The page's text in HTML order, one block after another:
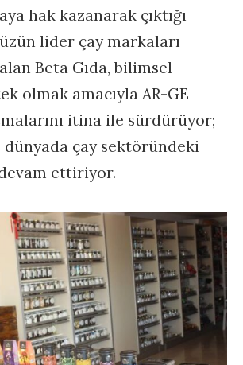
hak kazanarak çıktığı
lider çay markaları
Beta Gıda, bilimsel
olmak amacıyla AR-GE
itina ile sürdürüyor;
dünyada çay sektöründeki
ettiriyor.